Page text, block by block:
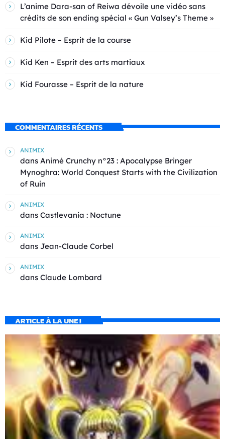
L’anime Dara-san of Reiwa dévoile une vidéo sans
crédits de son ending spécial « Gun Valsey’s Theme »
Kid Pilote – Esprit de la course
Kid Ken – Esprit des arts martiaux
Kid Fourasse – Esprit de la nature
COMMENTAIRES RÉCENTS
ANIMIX
dans Animé Crunchy n°23 : Apocalypse Bringer
Mynoghra: World Conquest Starts with the Civilization
of Ruin
ANIMIX
dans Castlevania : Noctune
ANIMIX
dans Jean-Claude Corbel
ANIMIX
dans Claude Lombard
ARTICLE À LA UNE !